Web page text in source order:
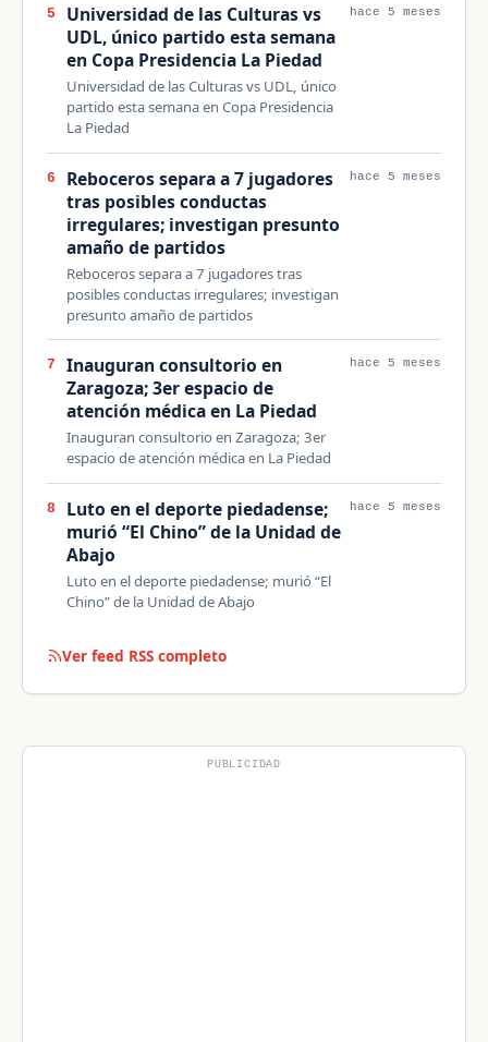
5
Universidad de las Culturas vs
UDL, único partido esta semana
en Copa Presidencia La Piedad
Universidad de las Culturas vs UDL, único
partido esta semana en Copa Presidencia
La Piedad
hace 5 meses
6
Reboceros separa a 7 jugadores
tras posibles conductas
irregulares; investigan presunto
amaño de partidos
Reboceros separa a 7 jugadores tras
posibles conductas irregulares; investigan
presunto amaño de partidos
hace 5 meses
7
Inauguran consultorio en
Zaragoza; 3er espacio de
atención médica en La Piedad
Inauguran consultorio en Zaragoza; 3er
espacio de atención médica en La Piedad
hace 5 meses
8
Luto en el deporte piedadense;
murió “El Chino” de la Unidad de
Abajo
Luto en el deporte piedadense; murió “El
Chino” de la Unidad de Abajo
hace 5 meses
Ver feed RSS completo
PUBLICIDAD